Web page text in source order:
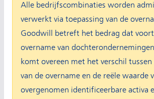
Alle bedrijfscombinaties worden
verwerkt via toepassing van de
Goodwill betreft het bedrag dat
overname van
komt overeen met het verschil
van de overname en de reële waarde
overgenomen identificeerbare activa